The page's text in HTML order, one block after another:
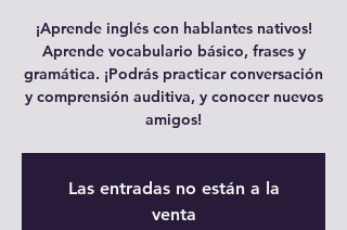
¡Aprende inglés con hablantes nativos!
Aprende vocabulario básico, frases y
gramática. ¡Podrás practicar conversación
y comprensión auditiva, y conocer nuevos
amigos!
Las entradas no están a la
venta